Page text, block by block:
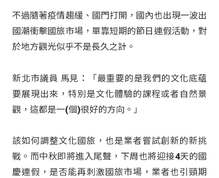
不過隨著疫情趨緩、國門打開，國內也出現一波出
國潮衝擊國旅市場，單靠短期的節日連假活動，對
於地方觀光似乎不是長久之計。
新北市議員 馬見：「最重要的是我們的文化底蘊
要展現出來，特別是文化體驗的課程或者自然景
觀，這都是一(個)很好的方向。」
該如何調整文化國旅，也是業者嘗試創新的新挑
戰。而中秋即將進入尾聲，下周也將迎接4天的國
慶連假，是否能再刺激國旅市場，業者也引頸期